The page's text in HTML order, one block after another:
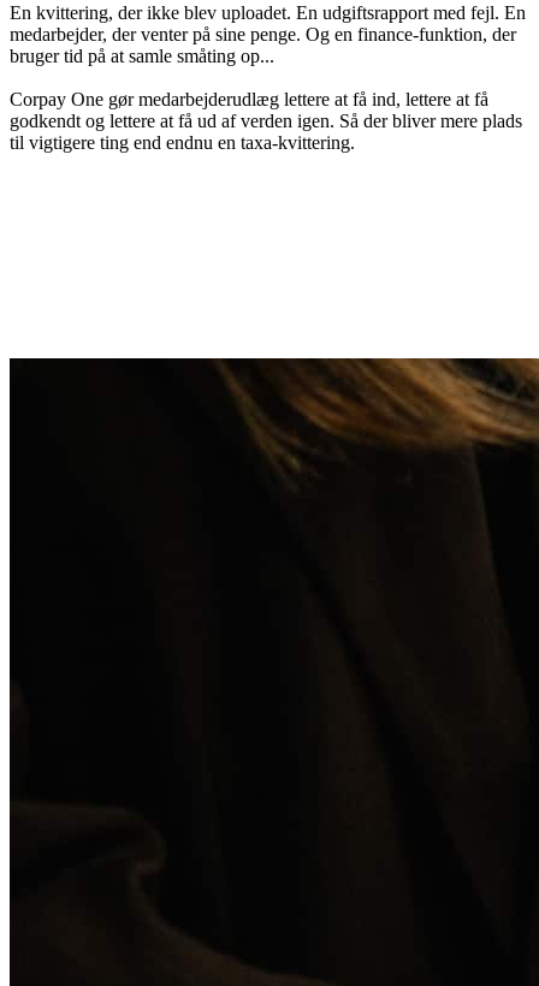
En kvittering, der ikke blev uploadet. En udgiftsrapport med fejl. En
medarbejder, der venter på sine penge. Og en finance-funktion, der
bruger tid på at samle småting op...
Corpay One gør medarbejderudlæg lettere at få ind, lettere at få
godkendt og lettere at få ud af verden igen. Så der bliver mere plads
til vigtigere ting end endnu en taxa-kvittering.